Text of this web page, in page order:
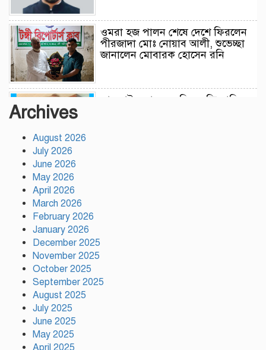
ওমরা হজ পালন শেষে দেশে ফিরলেন
পীরজাদা মোঃ নোয়াব আলী, শুভেচ্ছা
জানালেন মোবারক হোসেন রনি
লামকাইন জামে মসজিদ মুন্সি ছাবির
মফিজুল ইসলাম (সুমন) মোতাওয়াল্লী/সেক্রেটারী
Archives
August 2026
July 2026
June 2026
May 2026
April 2026
March 2026
February 2026
January 2026
December 2025
November 2025
October 2025
September 2025
August 2025
July 2025
June 2025
May 2025
April 2025